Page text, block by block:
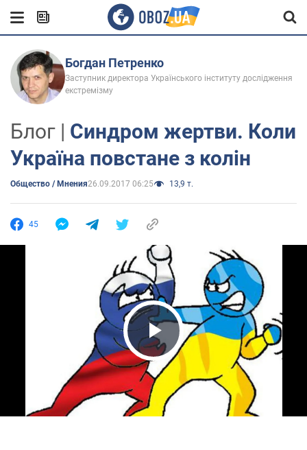
Богдан Петренко
Заступник директора Українського інституту дослідження
екстремізму
Блог | Синдром жертви. Коли
Україна повстане з колін
Общество / Мнения26.09.2017 06:25 13,9 т.
45
Play Video